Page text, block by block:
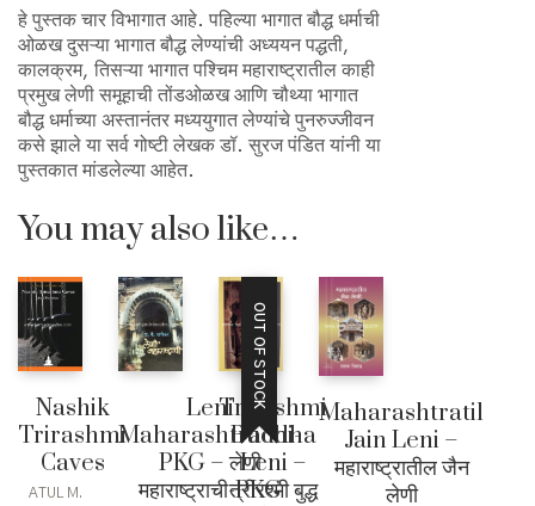
हे पुस्तक चार विभागात आहे. पहिल्या भागात बौद्ध धर्माची
ओळख दुसऱ्या भागात बौद्ध लेण्यांची अध्ययन पद्धती,
कालक्रम, तिसऱ्या भागात पश्चिम महाराष्ट्रातील काही
प्रमुख लेणी समूहाची तोंडओळख आणि चौथ्या भागात
बौद्ध धर्माच्या अस्तानंतर मध्ययुगात लेण्यांचे पुनरुज्जीवन
कसे झाले या सर्व गोष्टी लेखक डॉ. सुरज पंडित यांनी या
पुस्तकात मांडलेल्या आहेत.
You may also like…
Nashik
Trirashmi
Caves
ATUL M.
Leni
Maharashtrachi-
PKG – लेणी
महाराष्ट्राची-PKG
OUT OF STOCK
Trirashmi
Buddha
Leni –
त्रीरश्मी बुद्ध
Maharashtratil
Jain Leni –
महाराष्ट्रातील जैन
लेणी